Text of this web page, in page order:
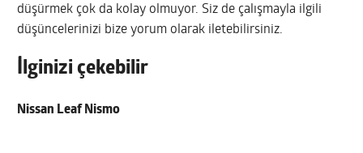
düşürmek çok da kolay olmuyor. Siz de çalışmayla ilgili
düşüncelerinizi bize yorum olarak iletebilirsiniz.
İlginizi çekebilir
Nissan Leaf Nismo